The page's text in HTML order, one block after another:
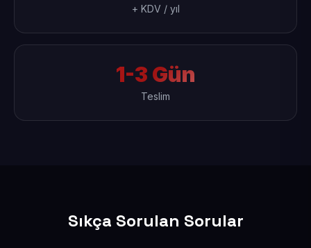
+ KDV / yıl
1-3 Gün
Teslim
Sıkça Sorulan Sorular